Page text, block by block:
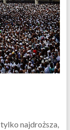
najdroższa,